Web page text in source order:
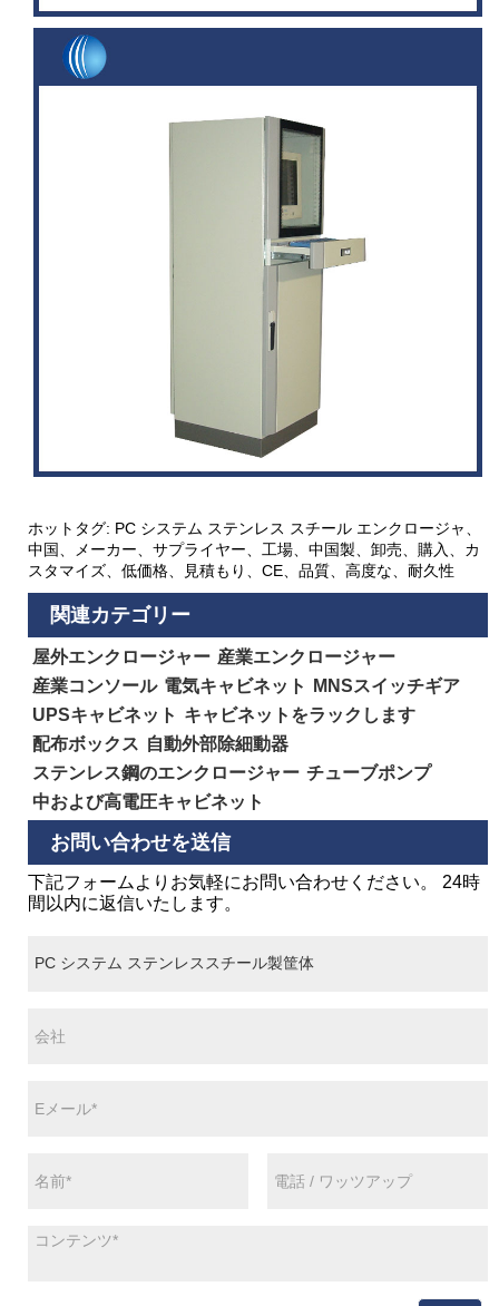
ホットタグ: PC システム ステンレス スチール エンクロージャ、
中国、メーカー、サプライヤー、工場、中国製、卸売、購入、カ
スタマイズ、低価格、見積もり、CE、品質、高度な、耐久性
関連カテゴリー
屋外エンクロージャー 産業エンクロージャー
産業コンソール 電気キャビネット
MNSスイッチギア
UPSキャビネット キャビネットをラックします
配布ボックス 自動外部除細動器
ステンレス鋼のエンクロージャー チューブポンプ
中および高電圧キャビネット
お問い合わせを送信
下記フォームよりお気軽にお問い合わせください。 24時
間以内に返信いたします。